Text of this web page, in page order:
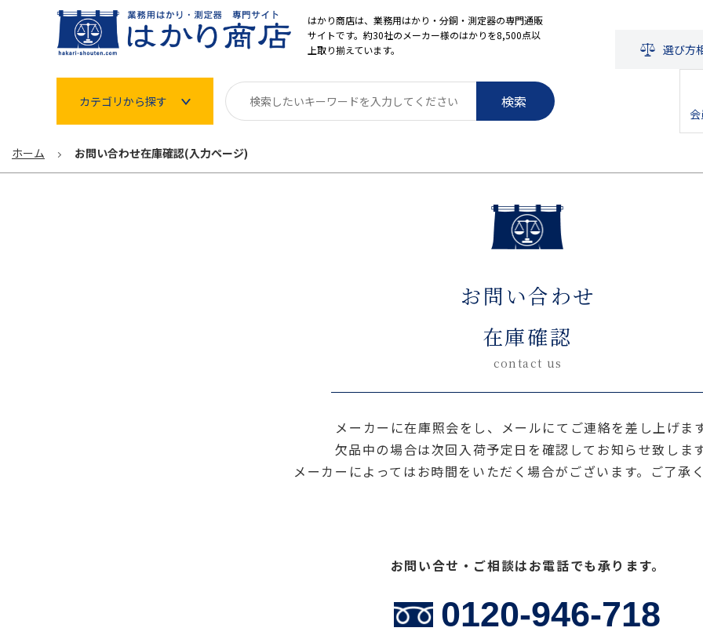
はかり商店は、業務用はかり・分銅・測定器の専門通販
サイトです。約30社のメーカー様のはかりを8,500点以
上取り揃えています。
選び方
カテゴリから探す
分銅
検索
ホーム お問い合わせ在庫確認(入力ページ)
お問い合わせ
在庫確認
contact us
メーカーに在庫照会をし、メールにてご連絡を差し上げま
欠品中の場合は次回入荷予定日を確認してお知らせ致しま
メーカーによってはお時間をいただく場合がございます。ご了承
お問い合せ・ご相談はお電話でも承ります。
0120-946-718